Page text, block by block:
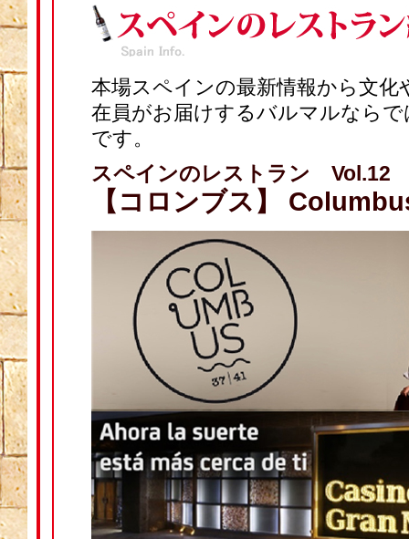
本場スペインの最新情報から文化
在員がお届けするバルマルなら
です。
スペインのレストラン Vol.12
【コロンブス】